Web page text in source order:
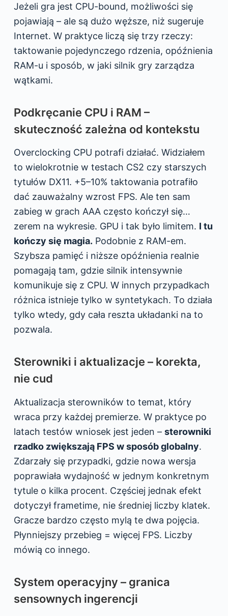
Jeżeli gra jest CPU-bound, możliwości się
pojawiają – ale są dużo węższe, niż sugeruje
Internet. W praktyce liczą się trzy rzeczy:
taktowanie pojedynczego rdzenia, opóźnienia
RAM-u i sposób, w jaki silnik gry zarządza
wątkami.
Podkręcanie CPU i RAM –
skuteczność zależna od kontekstu
Overclocking CPU potrafi działać. Widziałem
to wielokrotnie w testach CS2 czy starszych
tytułów DX11. +5–10% taktowania potrafiło
dać zauważalny wzrost FPS. Ale ten sam
zabieg w grach AAA często kończył się…
zerem na wykresie. GPU i tak było limitem. I tu
kończy się magia. Podobnie z RAM-em.
Szybsza pamięć i niższe opóźnienia realnie
pomagają tam, gdzie silnik intensywnie
komunikuje się z CPU. W innych przypadkach
różnica istnieje tylko w syntetykach. To działa
tylko wtedy, gdy cała reszta układanki na to
pozwala.
Sterowniki i aktualizacje – korekta,
nie cud
Aktualizacja sterowników to temat, który
wraca przy każdej premierze. W praktyce po
latach testów wniosek jest jeden – sterowniki
rzadko zwiększają FPS w sposób globalny.
Zdarzały się przypadki, gdzie nowa wersja
poprawiała wydajność w jednym konkretnym
tytule o kilka procent. Częściej jednak efekt
dotyczył frametime, nie średniej liczby klatek.
Gracze bardzo często mylą te dwa pojęcia.
Płynniejszy przebieg = więcej FPS. Liczby
mówią co innego.
System operacyjny – granica
sensownych ingerencji